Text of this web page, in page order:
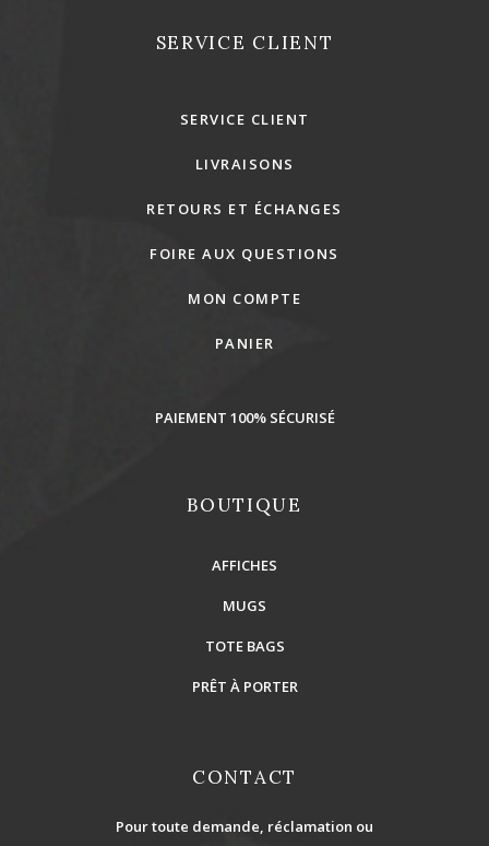
SERVICE CLIENT
SERVICE CLIENT
LIVRAISONS
RETOURS ET ÉCHANGES
FOIRE AUX QUESTIONS
MON COMPTE
PANIER
PAIEMENT 100% SÉCURISÉ
BOUTIQUE
AFFICHES
MUGS
TOTE BAGS
PRÊT À PORTER
CONTACT
Pour toute demande, réclamation ou